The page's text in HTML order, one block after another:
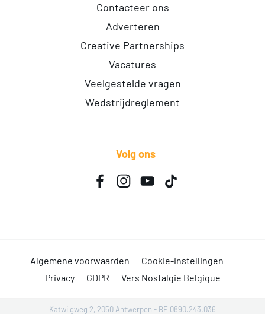
Contacteer ons
Adverteren
Creative Partnerships
Vacatures
Veelgestelde vragen
Wedstrijdreglement
Volg ons
Algemene voorwaarden
Cookie-instellingen
Privacy
GDPR Vers Nostalgie Belgique
Katwilgweg 2, 2050 Antwerpen - BE 0890.243.036